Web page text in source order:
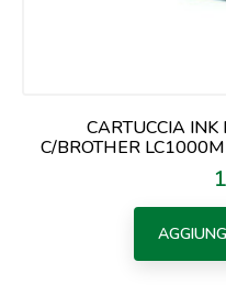
CARTUCCIA
C/BROTHER